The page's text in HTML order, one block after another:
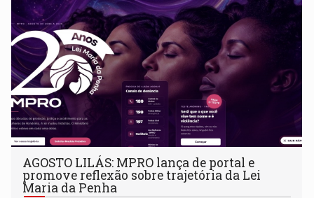
AGOSTO LILÁS: MPRO lança de portal e
promove reflexão sobre trajetória da Lei
Maria da Penha